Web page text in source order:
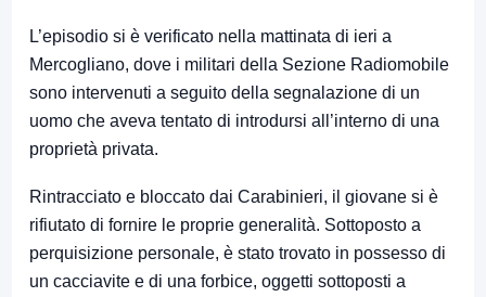
L’episodio si è verificato nella mattinata di ieri a
Mercogliano, dove i militari della Sezione Radiomobile
sono intervenuti a seguito della segnalazione di un
uomo che aveva tentato di introdursi all’interno di una
proprietà privata.
Rintracciato e bloccato dai Carabinieri, il giovane si è
rifiutato di fornire le proprie generalità. Sottoposto a
perquisizione personale, è stato trovato in possesso di
un cacciavite e di una forbice, oggetti sottoposti a